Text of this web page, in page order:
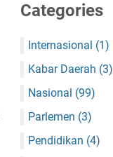
Categories
Internasional (1)
Kabar Daerah (3)
Nasional (99)
Parlemen (3)
Pendidikan (4)